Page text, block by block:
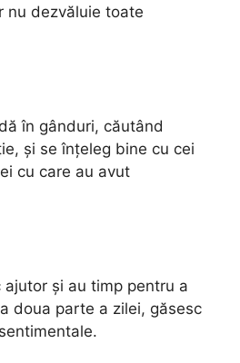
nu dezvăluie toate
în gânduri, căutând
și se înțeleg bine cu cei
cu care au avut
și au timp pentru a
doua parte a zilei, găsesc